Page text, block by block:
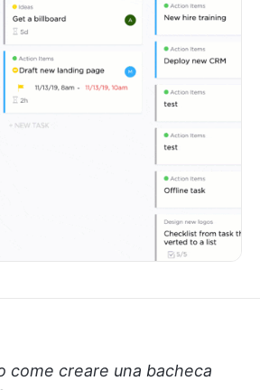
come creare una bacheca